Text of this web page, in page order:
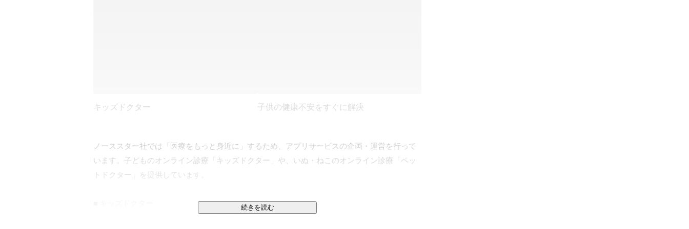
キッズドクター 子供の健康不安をすぐに解決
ノーススター社では「医療をもっと身近に」するため、アプリサービスの企画・運営を行って
います。子どものオンライン診療「キッズドクター」や、いぬ・ねこのオンライン診療「ペッ
トドクター」を提供しています。
続きを読む